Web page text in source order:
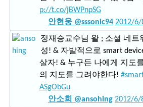
p://t.co/jBWPnpSG
안현웅 @sssonic94 2012/6/
정재승교수님 왈 ; 소셜 네트
성! & 자발적으로 smart
살자! & 누구든 나에게 지도
의 지도를 그려야한다!
ASgObGu
안소희 @ansohing 2012/6/